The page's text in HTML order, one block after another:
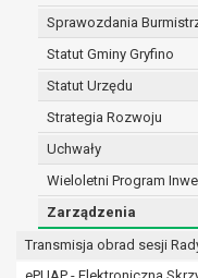
Sprawozdania
Statut Gminy Gryfino
Statut Urzędu
Strategia Rozwoju
Uchwały
Wieloletni Program
Zarządzenia
Transmisja obrad sesji
w
wcześniej
W związku z
wskazanym w
udostępniane
kategoriom
Odbiorcami
podmioty,